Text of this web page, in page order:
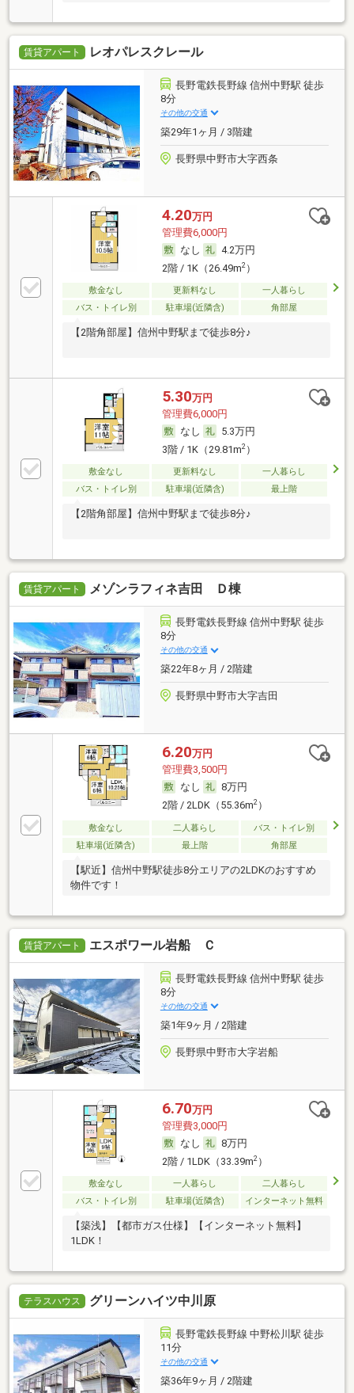
賃貸アパート レオパレスクレール
長野電鉄長野線 信州中野駅 徒歩
8分
その他の交通
築29年1ヶ月 / 3階建
長野県中野市大字西条
4.20万円
管理費6,000円
なし
4.2万円
2階 / 1K（26.49m2）
敷金なし 更新料なし
一人暮らし
バス・トイレ別
駐車場(近隣含) 角部屋
【2階角部屋】信州中野駅まで徒歩8分♪
5.30万円
管理費6,000円
なし
5.3万円
3階 / 1K（29.81m2）
敷金なし 更新料なし
一人暮らし
バス・トイレ別
駐車場(近隣含) 最上階
【2階角部屋】信州中野駅まで徒歩8分♪
賃貸アパート メゾンラフィネ吉田 Ｄ棟
長野電鉄長野線 信州中野駅 徒歩
8分
その他の交通
築22年8ヶ月 / 2階建
長野県中野市大字吉田
6.20万円
管理費3,500円
なし
8万円
2階 / 2LDK（55.36m2）
敷金なし 二人暮らし
バス・トイレ別
駐車場(近隣含)
最上階 角部屋
【駅近】信州中野駅徒歩8分エリアの2LDKのおすすめ
物件です！
賃貸アパート エスポワール岩船 Ｃ
長野電鉄長野線 信州中野駅 徒歩
8分
その他の交通
築1年9ヶ月 / 2階建
長野県中野市大字岩船
6.70万円
管理費3,000円
なし
8万円
2階 / 1LDK（33.39m2）
敷金なし 一人暮らし
二人暮らし
バス・トイレ別
駐車場(近隣含) インターネット無料
【築浅】【都市ガス仕様】【インターネット無料】
1LDK！
テラスハウス グリーンハイツ中川原
長野電鉄長野線 中野松川駅 徒歩
11分
その他の交通
築36年9ヶ月 / 2階建